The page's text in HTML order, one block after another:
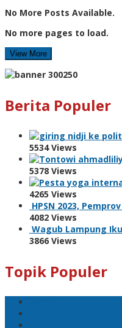
No More Posts Available.
No more pages to load.
View More
Berita Populer
5534 Views
5378 Views
4265 Views
HPSN 2023,
4082 Views
Wagub Lampung
3866 Views
Topik Populer